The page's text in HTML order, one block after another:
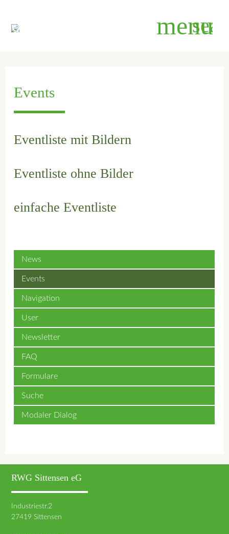
menu
Events
Eventliste mit Bildern
Eventliste ohne Bilder
einfache Eventliste
News
Events
Navigation
User
Newsletter
FAQ
Formulare
Suche
Modaler Dialog
RWG Sittensen eG
Industriestr.2
27419 Sittensen